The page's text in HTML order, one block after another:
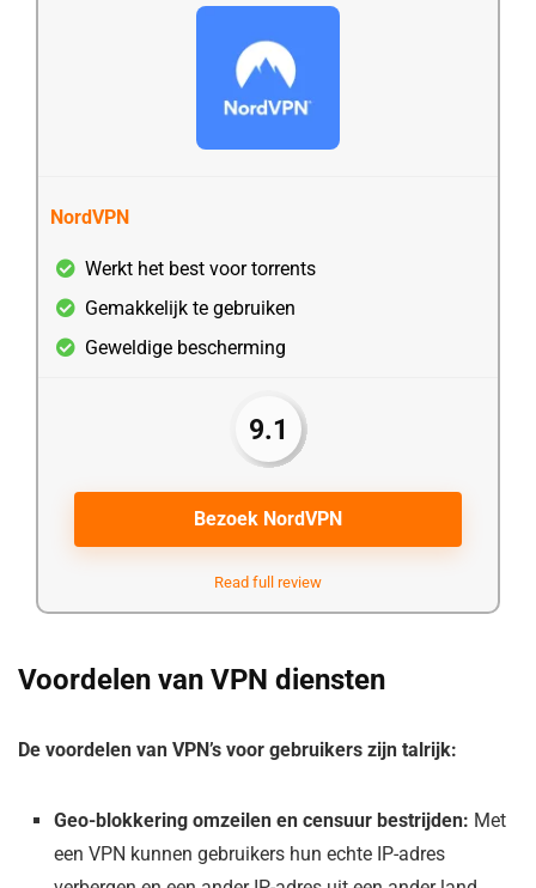
NordVPN
Werkt het best voor torrents
Gemakkelijk te gebruiken
Geweldige bescherming
9.1
Bezoek NordVPN
Read full review
Voordelen van VPN diensten
De voordelen van VPN’s voor gebruikers zijn talrijk:
Geo-blokkering omzeilen en censuur bestrijden: Met
een VPN kunnen gebruikers hun echte IP-adres